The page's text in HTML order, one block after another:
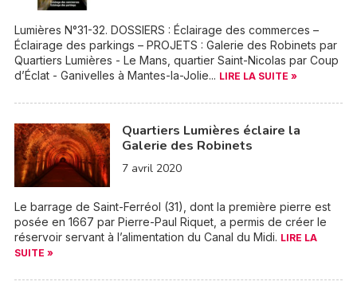
Lumières N°31-32. DOSSIERS : Éclairage des commerces –
Éclairage des parkings – PROJETS : Galerie des Robinets par
Quartiers Lumières - Le Mans, quartier Saint-Nicolas par Coup
d’Éclat - Ganivelles à Mantes-la-Jolie... LIRE LA SUITE »
Quartiers Lumières éclaire la
Galerie des Robinets
7 avril 2020
Le barrage de Saint-Ferréol (31), dont la première pierre est
posée en 1667 par Pierre-Paul Riquet, a permis de créer le
réservoir servant à l’alimentation du Canal du Midi. LIRE LA
SUITE »